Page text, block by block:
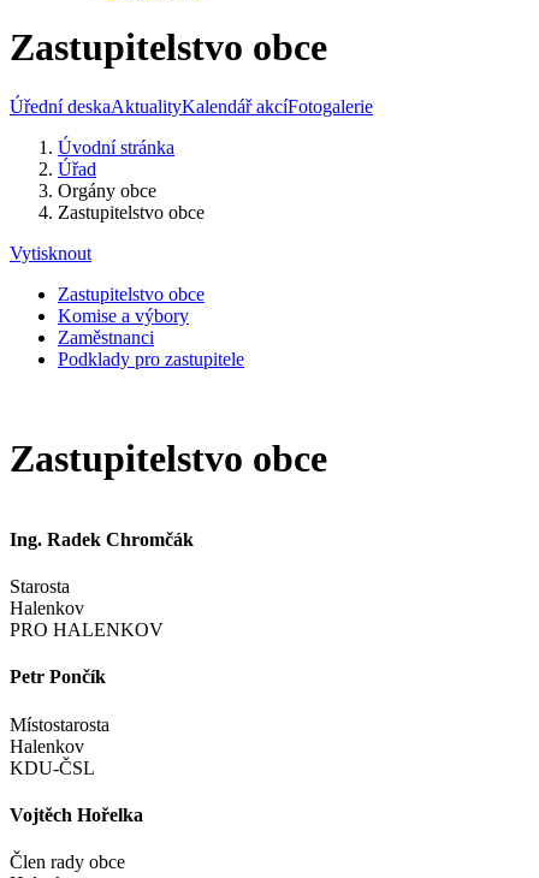
Zastupitelstvo obce
Úřední deskaAktualityKalendář akcíFotogalerie
Úvodní stránka
Úřad
Orgány obce
Zastupitelstvo obce
Vytisknout
Zastupitelstvo obce
Komise a výbory
Zaměstnanci
Podklady pro zastupitele
Zastupitelstvo obce
Ing. Radek Chromčák
Starosta
Halenkov
PRO HALENKOV
Petr Pončík
Místostarosta
Halenkov
KDU-ČSL
Vojtěch Hořelka
Člen rady obce